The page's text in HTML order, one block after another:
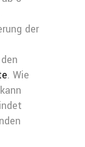
der
. Wie